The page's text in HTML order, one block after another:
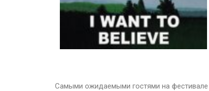
Самыми ожидаемыми гостями на фестивале